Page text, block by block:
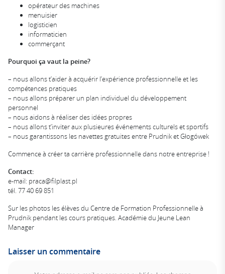
opérateur des machines
menuisier
logisticien
informaticien
commerçant
Pourquoi ça vaut la peine?
– nous allons t’aider à acquérir l’expérience professionnelle et les
compétences pratiques
– nous allons préparer un plan individuel du développement
personnel
– nous aidons à réaliser des idées propres
– nous allons t’inviter aux plusieures événements culturels et sportifs
– nous garantissons les navettes gratuites entre Prudnik et Głogówek
Commence à créer ta carrière professionnelle dans notre entreprise !
Contact:
e-mail: praca@filplast.pl
tél. 77 40 69 851
Sur les photos les élèves du Centre de Formation Professionnelle à
Prudnik pendant les cours pratiques. Académie du Jeune Lean
Manager
Laisser un commentaire